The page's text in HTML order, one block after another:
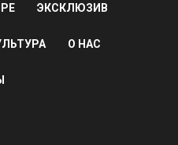
ЭКСКЛЮЗИВ
О НАС